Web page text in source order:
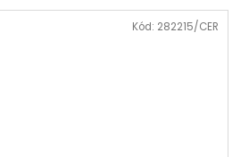
Kód: 282215/CER